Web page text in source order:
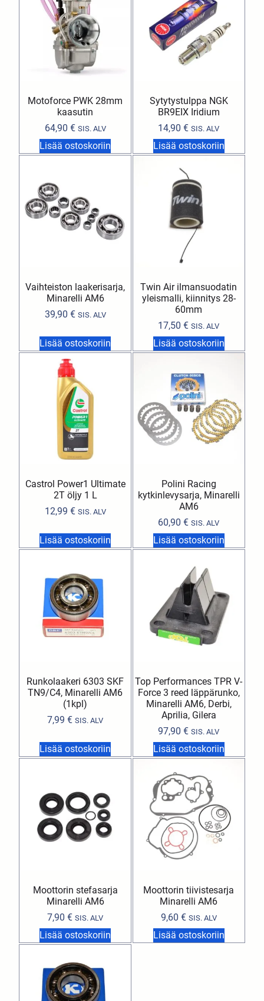
Motoforce PWK 28mm
kaasutin
64,90 € SIS. ALV
Lisää ostoskoriin
Sytytystulppa NGK
BR9EIX Iridium
14,90€ SIS. ALV
Lisää ostoskoriin
Vaihteiston laakerisarja,
Minarelli AM6
39,90 € SIS. ALV
Lisää ostoskoriin
Twin Air ilmansuodatin
yleismalli, kiinnitys 28-
60mm
17,50€ SIS. ALV
Lisää ostoskoriin
Castrol Power1 Ultimate
2T öljy 1 L
12,99 € SIS. ALV
Lisää ostoskoriin
Polini Racing
kytkinlevysarja, Minarelli
AM6
60,90€ SIS. ALV
Lisää ostoskoriin
Runkolaakeri 6303 SKF
TN9/C4, Minarelli AM6
(1kpl)
7,99€ SIS. ALV
Lisää ostoskoriin
Top Performances TPR V-
Force 3 reed läppärunko,
Minarelli AM6, Derbi,
Aprilia, Gilera
97,90€ SIS. ALV
Lisää ostoskoriin
Moottorin stefasarja
Minarelli AM6
7,90€ SIS. ALV
Lisää ostoskoriin
Moottorin tiivistesarja
Minarelli AM6
9,60 € SIS. ALV
Lisää ostoskoriin